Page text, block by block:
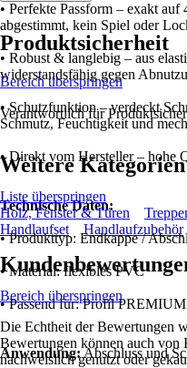
• Perfekte Passform – exakt
abgestimmt, kein Spiel oder
• Robust & langlebig – aus
widerstandsfähig gegen
• Schutzfunktion – verdeckt
Schmutz, Feuchtigkeit und
• Direkt vom Hersteller – hohe
Technische Daten:
• Produkttyp: Endkappe /
• Material: flexibles PVC
• Passend für: Profil
Anwendung:Abschluss und
Produktsicherheit
Bereich überspringen
Verantwortlich für
Weitere Kategorien
Liste überspringen
Holz, Fenster & Türen
Handlaufset
Handlaufzubehör
Bereich überspringen
Die Echtheit der Bewertungen
Bewertungen können auch von
nachweislich genutzt oder